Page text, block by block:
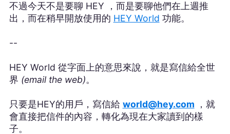
不過今天不是要聊 HEY ，而是要聊他們在上週推
出，而在稍早開放使用的 HEY World 功能。
--
HEY World 從字面上的意思來說，就是寫信給全世
界 (email the web)。
只要是HEY的用戶，寫信給 world@hey.com
，就
會直接把信件的內容，轉化為現在大家讀到的樣
子。